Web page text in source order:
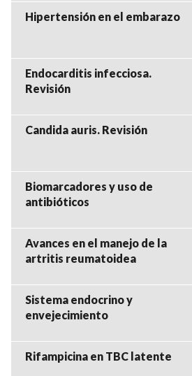
Hipertensión en el embarazo
Endocarditis infecciosa.
Revisión
Candida auris. Revisión
Biomarcadores y uso de
antibióticos
Avances en el manejo de la
artritis reumatoidea
Sistema endocrino y
envejecimiento
Rifampicina en TBC latente